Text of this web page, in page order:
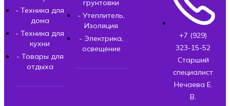
- Техника для
дома
- Техника для
кухни
- Товары для
отдыха
грунтовки
- Утеплитель,
Изоляция
- Электрика,
освещение
+7 (929)
323-15-52
Старший
специалист
Нечаева Е.
В.